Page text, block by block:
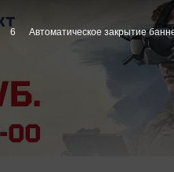
5 Автоматическое закрытие